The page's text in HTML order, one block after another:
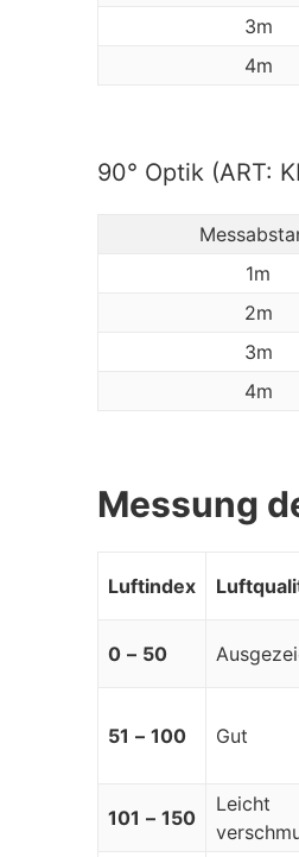
3m
4m
90° Optik (ART:
1m
2m
3m
4m
Messung
Luftindex
0 – 50
51 – 100 Gut
101 – 150
Leicht